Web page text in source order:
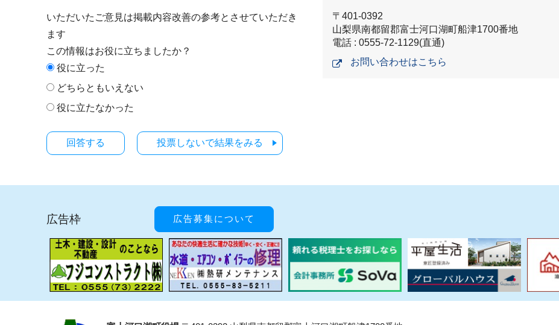
いただいたご意見は掲載内容改善の参考とさせていただき
ます
この情報はお役に立ちましたか？
役に立った
どちらともいえない
役に立たなかった
投票しないで結果をみる
〒401-0392
山梨県南都留郡富士河口湖町船津1700番地
電話 : 0555-72-1129(直通)
お問い合わせはこちら
広告枠 広告募集について